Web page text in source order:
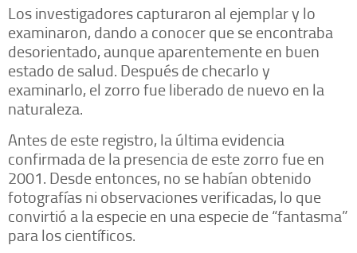
Los investigadores capturaron al ejemplar y lo
examinaron, dando a conocer que se encontraba
desorientado, aunque aparentemente en buen
estado de salud. Después de checarlo y
examinarlo, el zorro fue liberado de nuevo en la
naturaleza.
Antes de este registro, la última evidencia
confirmada de la presencia de este zorro fue en
2001. Desde entonces, no se habían obtenido
fotografías ni observaciones verificadas, lo que
convirtió a la especie en una especie de “fantasma”
para los científicos.